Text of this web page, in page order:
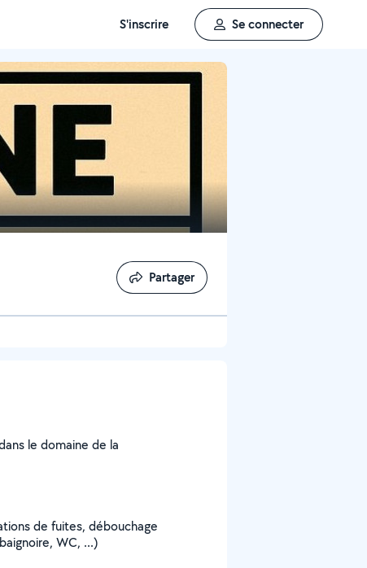
S'inscrire Se connecter
Partager
Partager
le domaine de la
de fuites, débouchage
WC, ...)